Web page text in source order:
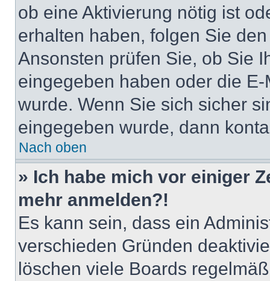
ob eine Aktivierung nötig ist
erhalten haben, folgen Sie
Ansonsten prüfen Sie, ob Sie
eingegeben haben oder die
wurde. Wenn Sie sich sicher
eingegeben wurde, dann
Nach oben
» Ich habe mich vor einiger
mehr anmelden?!
Es kann sein, dass ein
verschieden Gründen
löschen viele Boards